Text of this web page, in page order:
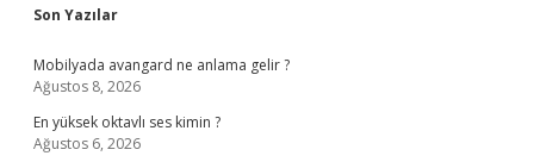
Sidebar
Son Yazılar
Mobilyada avangard ne anlama gelir ?
Ağustos 8, 2026
En yüksek oktavlı ses kimin ?
Ağustos 6, 2026